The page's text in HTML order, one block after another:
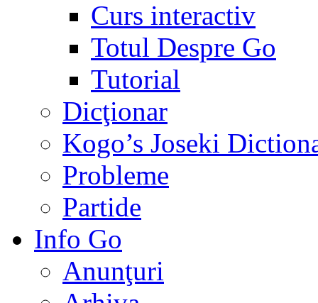
Curs interactiv
Totul Despre Go
Tutorial
Dicţionar
Kogo’s Joseki
Probleme
Partide
Info Go
Anunţuri